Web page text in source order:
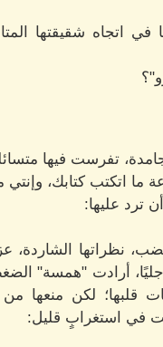
اتجاه شقيقتها
تفرست فيها
ما اتكتب كتابك،
ترد عليها:
نظراتها الشاردة،
أرادت "همسة"
قلبها؛ لكن منعها
في استغرابٍ قليل: